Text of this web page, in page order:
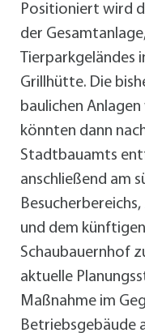
Positioniert wird
der
Tierparkgeländes
Grillhütte. Die
baulichen
könnten dann
Stadtbauamts
anschließend am
und dem
Schaubauernhof
aktuelle
Maßnahme im
Betriebsgebäude